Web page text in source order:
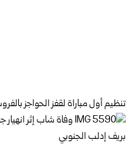
تنظيم أول مباراة لقفز الحواجز